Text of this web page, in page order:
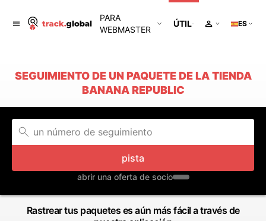
PARA
WEBMASTER
ÚTIL ES
SEGUIMIENTO DE UN PAQUETE DE LA TIENDA
BANANA REPUBLIC
pista
abrir una oferta de socio
Rastrear tus paquetes es aún más fácil a través de